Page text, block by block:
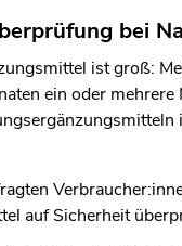
Bereich des Inhaltes
bei
ist groß:
ein oder
auf Sicherheit